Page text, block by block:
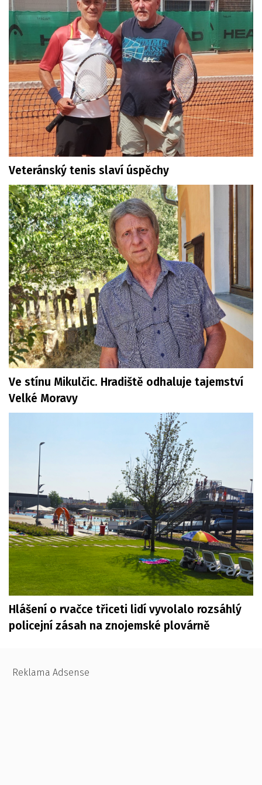
Veteránský tenis slaví úspěchy
Ve stínu Mikulčic. Hradiště odhaluje tajemství
Velké Moravy
Hlášení o rvačce třiceti lidí vyvolalo rozsáhlý
policejní zásah na znojemské plovárně
Reklama Adsense